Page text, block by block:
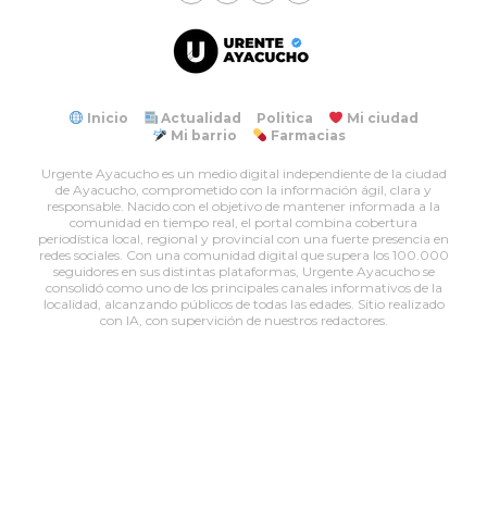
Inicio Actualidad Politica
Mi ciudad
Mi barrio
Farmacias
Urgente Ayacucho es un medio digital independiente de la ciudad
de Ayacucho, comprometido con la información ágil, clara y
responsable. Nacido con el objetivo de mantener informada a la
comunidad en tiempo real, el portal combina cobertura
periodística local, regional y provincial con una fuerte presencia en
redes sociales. Con una comunidad digital que supera los 100.000
seguidores en sus distintas plataformas, Urgente Ayacucho se
consolidó como uno de los principales canales informativos de la
localidad, alcanzando públicos de todas las edades. Sitio realizado
con IA, con supervición de nuestros redactores.